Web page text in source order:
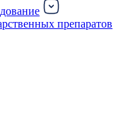
препаратов